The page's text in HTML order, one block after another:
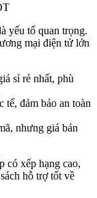
yếu tố quan trọng.
mại điện tử lớn
sỉ rẻ nhất, phù
tế, đảm bảo an toàn
nhưng giá bán
có xếp hạng cao,
hỗ trợ tốt về